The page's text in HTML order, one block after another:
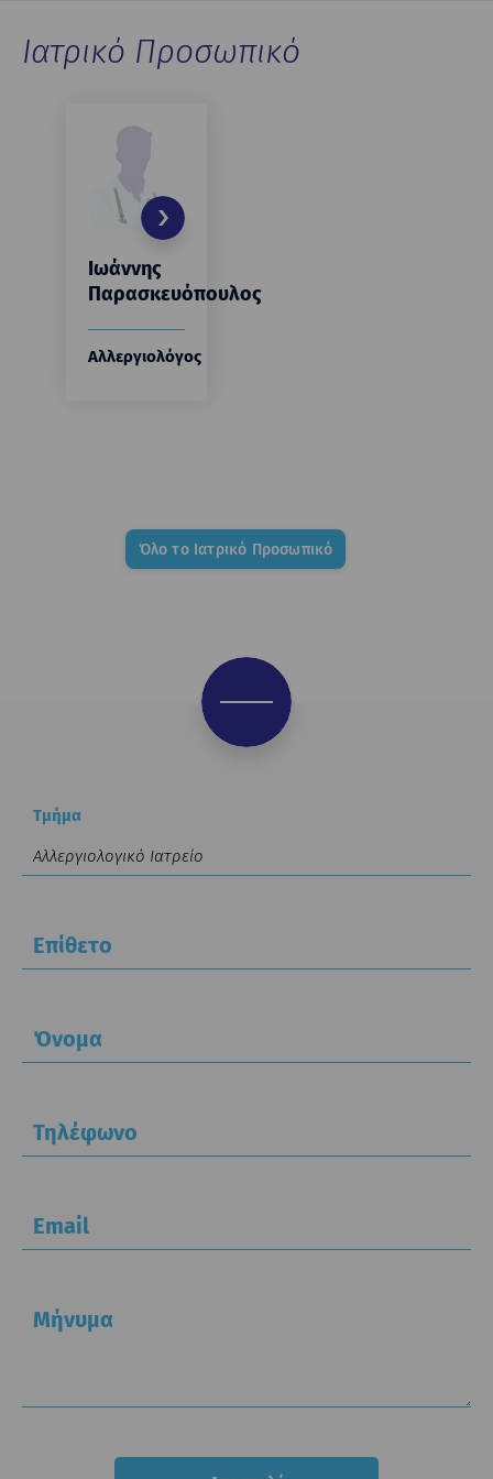
Ιατρικό Προσωπικό
Ιωάννης
Παρασκευόπουλος
Αλλεργιολόγος
Όλο το Ιατρικό Προσωπικό
Τμήμα
Επίθετο
Όνομα
Τηλέφωνο
Email
Μήνυμα